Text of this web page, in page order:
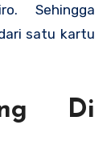
Sehingga
satu kartu
Di